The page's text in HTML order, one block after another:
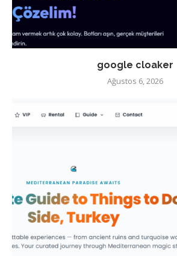
google cloaker
Ağustos 6, 2026